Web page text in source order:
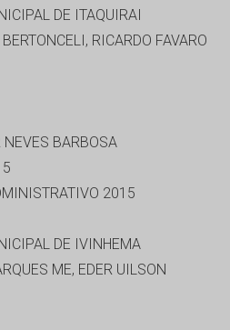
DE ITAQUIRAI
BERTONCELI, RICARDO FAVARO
BARBOSA
2015
DE IVINHEMA
ME, EDER UILSON